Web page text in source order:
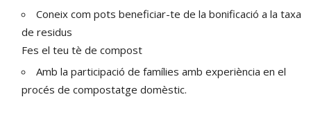
Coneix com pots beneficiar-te de la bonificació a la taxa
de residus
Fes el teu tè de compost
Amb la participació de famílies amb experiència en el
procés de compostatge domèstic.